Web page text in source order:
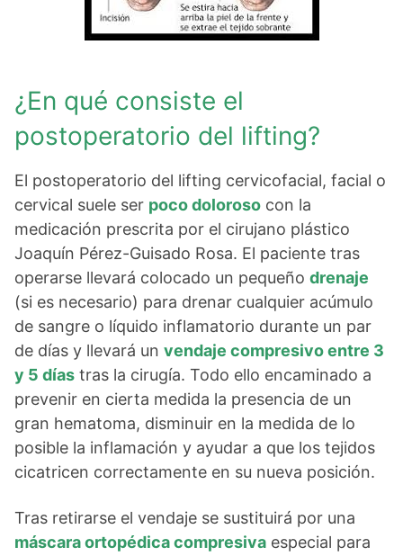
¿En qué consiste el
postoperatorio del lifting?
El postoperatorio del lifting cervicofacial, facial o
cervical suele ser poco doloroso con la
medicación prescrita por el cirujano plástico
Joaquín Pérez-Guisado Rosa. El paciente tras
operarse llevará colocado un pequeño drenaje
(si es necesario) para drenar cualquier acúmulo
de sangre o líquido inflamatorio durante un par
de días y llevará un vendaje compresivo entre 3
y 5 días tras la cirugía. Todo ello encaminado a
prevenir en cierta medida la presencia de un
gran hematoma, disminuir en la medida de lo
posible la inflamación y ayudar a que los tejidos
cicatricen correctamente en su nueva posición.
Tras retirarse el vendaje se sustituirá por una
máscara ortopédica compresiva especial para